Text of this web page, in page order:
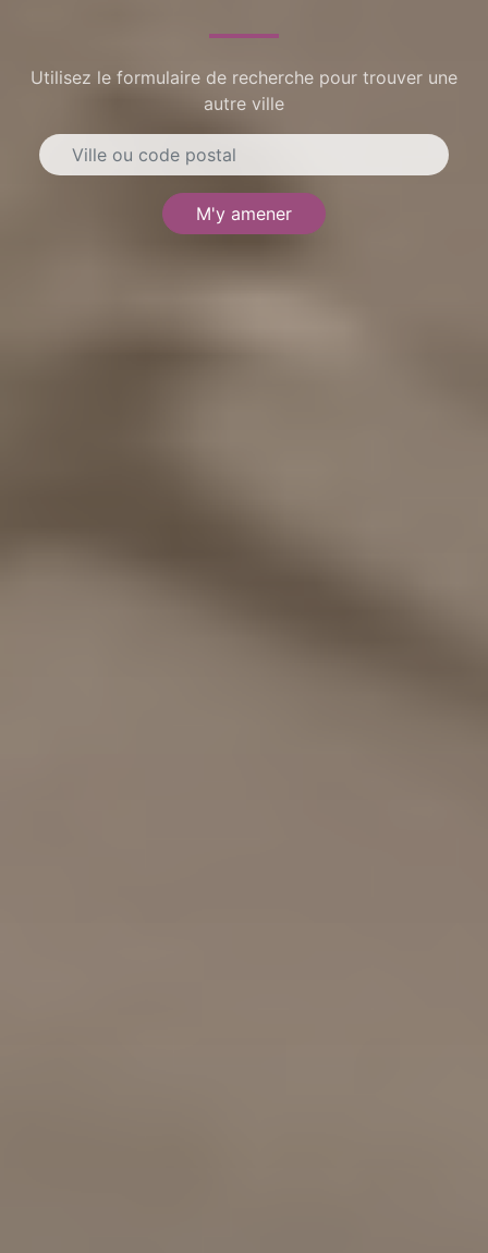
Utilisez le formulaire de recherche pour trouver une
autre ville
M'y amener